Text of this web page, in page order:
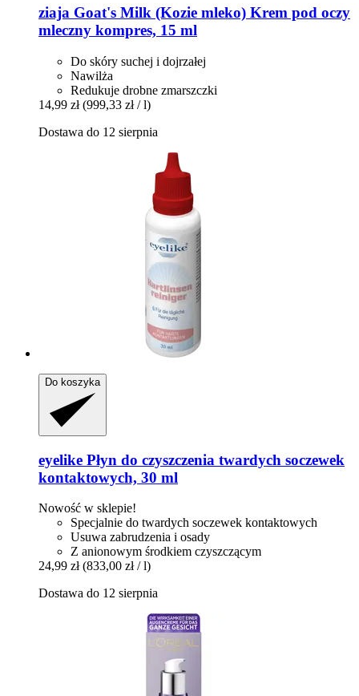
ziaja Goat's Milk (Kozie mleko) Krem pod oczy
mleczny kompres, 15 ml
Do skóry suchej i dojrzałej
Nawilża
Redukuje drobne zmarszczki
14,99 zł (999,33 zł / l)
Dostawa do 12 sierpnia
Do koszyka
eyelike Płyn do czyszczenia twardych soczewek
kontaktowych, 30 ml
Nowość w sklepie!
Specjalnie do twardych soczewek kontaktowych
Usuwa zabrudzenia i osady
Z anionowym środkiem czyszczącym
24,99 zł (833,00 zł / l)
Dostawa do 12 sierpnia